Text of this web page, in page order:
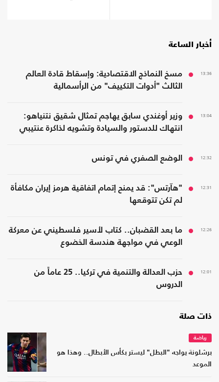
أخبار الساعة
13:36
مسخ النماذج الاقتصادية: وإسقاط قادة العالم
الثالث "أدوات التكييف" من الرأسمالية
13:04
وزير أوغندي سابق يهاجم تمثال شقيق نتنياهو:
انتهاك للدستور والسيادة وتشويه لذاكرة عنتيبي
12:32 الوضع الصفري في تونس
12:31
"هآرتس": قد يمنح إتمام اتفاقية هرمز إيران مكافأة
لم تكن تتوقعها
12:26
ما بعد القضبان.. كتاب لأسير فلسطيني عن معركة
الوعي في مواجهة هندسة الخضوع
12:01
حزب العدالة والتنمية في تركيا.. 25 عاماً من
الدروس
ذات صلة
رياضة
برشلونة يواجه "البطل" ليستر بكأس الأبطال.. وهذا هو
الموعد